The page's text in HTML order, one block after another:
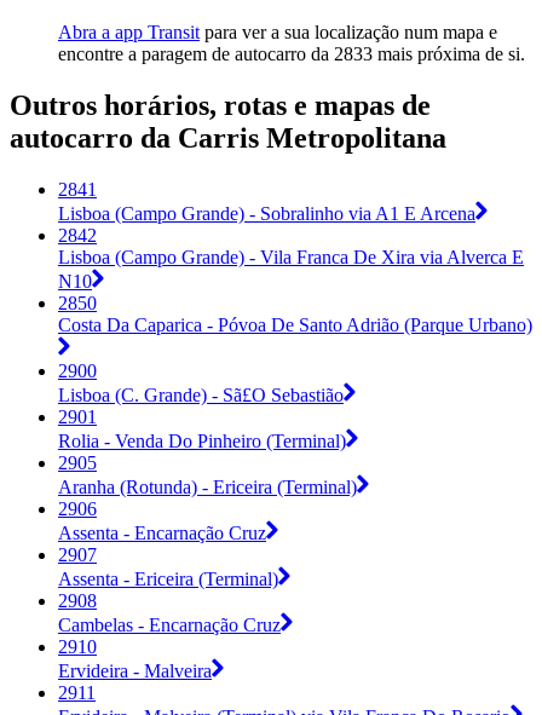
Abra a app Transit para ver a sua localização num mapa e
encontre a paragem de autocarro da 2833 mais próxima de si.
Outros horários, rotas e mapas de
autocarro da Carris Metropolitana
2841
Lisboa (Campo Grande) - Sobralinho via A1 E Arcena
2842
Lisboa (Campo Grande) - Vila Franca De Xira via Alverca E
N10
2850
Costa Da Caparica - Póvoa De Santo Adrião (Parque Urbano)
2900
Lisboa (C. Grande) - Sã£O Sebastião
2901
Rolia - Venda Do Pinheiro (Terminal)
2905
Aranha (Rotunda) - Ericeira (Terminal)
2906
Assenta - Encarnação Cruz
2907
Assenta - Ericeira (Terminal)
2908
Cambelas - Encarnação Cruz
2910
Ervideira - Malveira
2911